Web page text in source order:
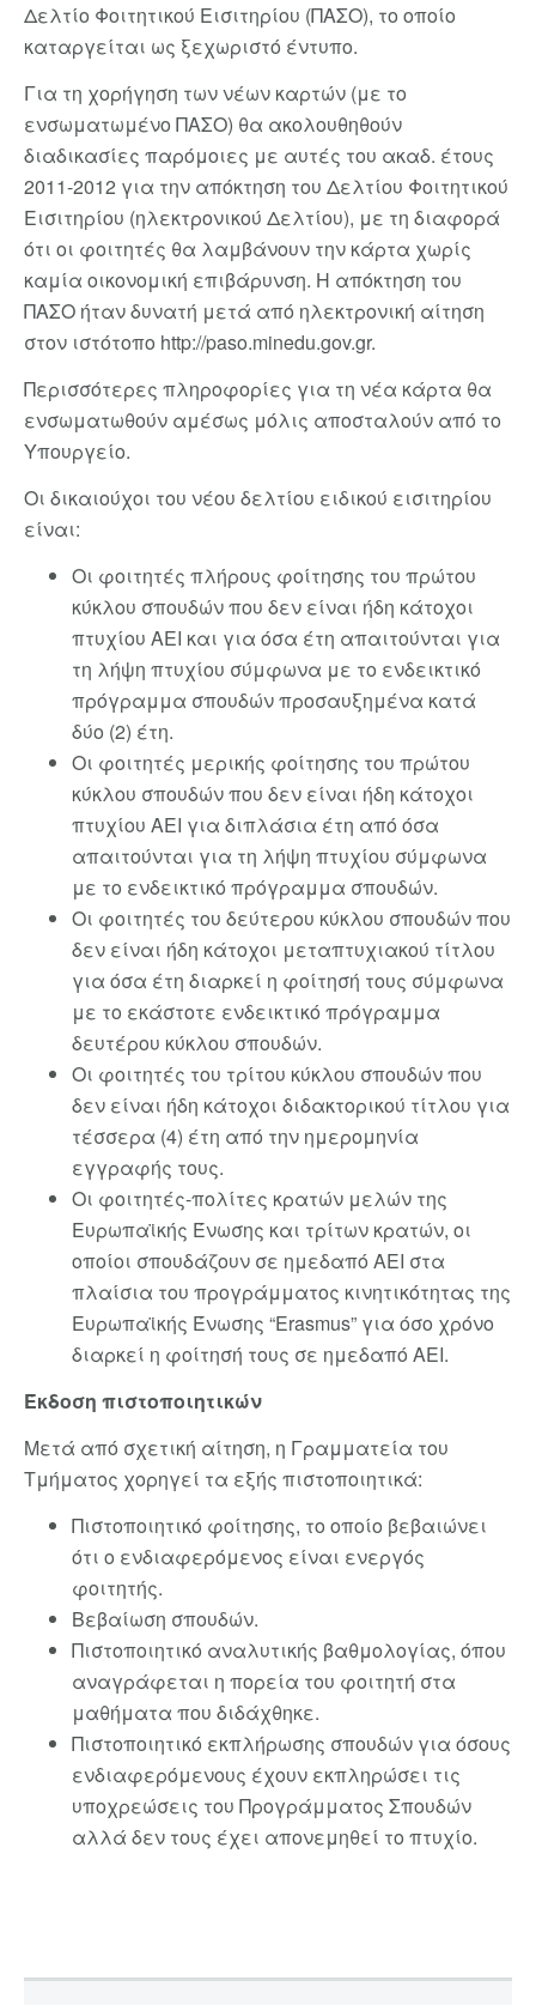
Δελτίο Φοιτητικού Εισιτηρίου (ΠΑΣΟ), το οποίο
καταργείται ως ξεχωριστό έντυπο.
Για τη χορήγηση των νέων καρτών (με το
ενσωματωμένο ΠΑΣΟ) θα ακολουθηθούν
διαδικασίες παρόμοιες με αυτές του ακαδ. έτους
2011-2012 για την απόκτηση του Δελτίου Φοιτητικού
Εισιτηρίου (ηλεκτρονικού Δελτίου), με τη διαφορά
ότι οι φοιτητές θα λαμβάνουν την κάρτα χωρίς
καμία οικονομική επιβάρυνση. Η απόκτηση του
ΠΑΣΟ ήταν δυνατή μετά από ηλεκτρονική αίτηση
στον ιστότοπο http://paso.minedu.gov.gr.
Περισσότερες πληροφορίες για τη νέα κάρτα θα
ενσωματωθούν αμέσως μόλις αποσταλούν από το
Υπουργείο.
Οι δικαιούχοι του νέου δελτίου ειδικού εισιτηρίου
είναι:
Οι φοιτητές πλήρους φοίτησης του πρώτου
κύκλου σπουδών που δεν είναι ήδη κάτοχοι
πτυχίου ΑΕΙ και για όσα έτη απαιτούνται για
τη λήψη πτυχίου σύμφωνα με το ενδεικτικό
πρόγραμμα σπουδών προσαυξημένα κατά
δύο (2) έτη.
Οι φοιτητές μερικής φοίτησης του πρώτου
κύκλου σπουδών που δεν είναι ήδη κάτοχοι
πτυχίου ΑΕΙ για διπλάσια έτη από όσα
απαιτούνται για τη λήψη πτυχίου σύμφωνα
με το ενδεικτικό πρόγραμμα σπουδών.
Οι φοιτητές του δεύτερου κύκλου σπουδών που
δεν είναι ήδη κάτοχοι μεταπτυχιακού τίτλου
για όσα έτη διαρκεί η φοίτησή τους σύμφωνα
με το εκάστοτε ενδεικτικό πρόγραμμα
δευτέρου κύκλου σπουδών.
Οι φοιτητές του τρίτου κύκλου σπουδών που
δεν είναι ήδη κάτοχοι διδακτορικού τίτλου για
τέσσερα (4) έτη από την ημερομηνία
εγγραφής τους.
Οι φοιτητές-πολίτες κρατών μελών της
Ευρωπαϊκής Ένωσης και τρίτων κρατών, οι
οποίοι σπουδάζουν σε ημεδαπό ΑΕΙ στα
πλαίσια του προγράμματος κινητικότητας της
Ευρωπαϊκής Ένωσης “Erasmus” για όσο χρόνο
διαρκεί η φοίτησή τους σε ημεδαπό ΑΕΙ.
Έκδοση πιστοποιητικών
Μετά από σχετική αίτηση, η Γραμματεία του
Τμήματος χορηγεί τα εξής πιστοποιητικά:
Πιστοποιητικό φοίτησης, το οποίο βεβαιώνει
ότι ο ενδιαφερόμενος είναι ενεργός
φοιτητής.
Βεβαίωση σπουδών.
Πιστοποιητικό αναλυτικής βαθμολογίας, όπου
αναγράφεται η πορεία του φοιτητή στα
μαθήματα που διδάχθηκε.
Πιστοποιητικό εκπλήρωσης σπουδών για όσους
ενδιαφερόμενους έχουν εκπληρώσει τις
υποχρεώσεις του Προγράμματος Σπουδών
αλλά δεν τους έχει απονεμηθεί το πτυχίο.